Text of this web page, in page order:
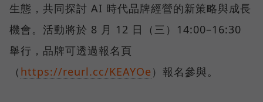
生態，共同探討 AI 時代品牌經營的新策略與成長
機會。活動將於 8 月 12 日（三）14:00–16:30
舉行，品牌可透過報名頁
（ https://reurl.cc/KEAYOe ）報名參與。